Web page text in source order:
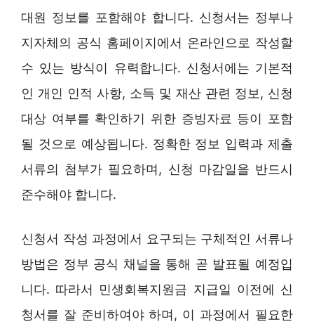
대원 정보를 포함해야 합니다. 신청서는 정부나
지자체의 공식 홈페이지에서 온라인으로 작성할
수 있는 방식이 유력합니다. 신청서에는 기본적
인 개인 인적 사항, 소득 및 재산 관련 정보, 신청
대상 여부를 확인하기 위한 증빙자료 등이 포함
될 것으로 예상됩니다. 정확한 정보 입력과 제출
서류의 첨부가 필요하며, 신청 마감일을 반드시
준수해야 합니다.
신청서 작성 과정에서 요구되는 구체적인 서류나
방법은 정부 공식 채널을 통해 곧 발표될 예정입
니다. 따라서 민생회복지원금 지급일 이전에 신
청서를 잘 준비하여야 하며, 이 과정에서 필요한